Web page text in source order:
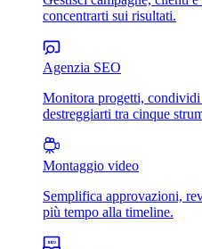
concentrarti sui risultati.
Agenzia SEO
Monitora progetti, condividi
destreggiarti tra cinque
Montaggio video
Semplifica approvazioni,
più tempo alla timeline.